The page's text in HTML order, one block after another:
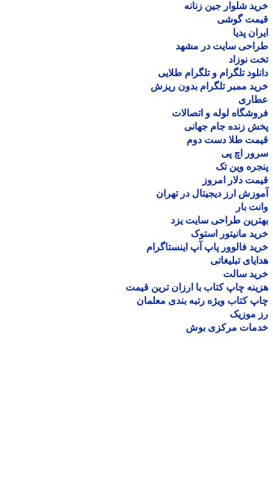
شلوار جین زنانه
گوشی
پدیا
سایت در مشهد
نوزاد
تلگرام و تلگرام طلایی
ممبر تلگرام بدون ریزش
لوله و اتصالات
زنده جام جهانی
طلا دست دوم
اچ پی
وین تک
دلار امروز
ارز دیجیتال در تهران
بار
طراحی سایت یزد
مانیتور استوک
فالوور پاپ آپ اینستاگرام
تبلیغاتی
سالت
چاپ کتاب با ارزان ترین قیمت
کتاب ویژه رتبه بندی معلمان
موزیک
مرکزی بوش